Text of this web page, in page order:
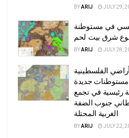
BYARIJ JULY 29,
في مستوطنة
شرق بيت لحم
BYARIJ JULY 28,
من الأراضي الفلسطينية
جديدة
رئيسية في تجمع
جنوب الضفة
الغربية المحتلة
BYARIJ JULY 22,